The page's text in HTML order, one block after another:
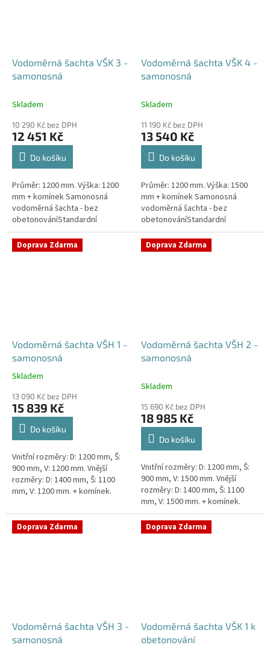
Vodoměrná šachta VŠK 3 -
samonosná
Skladem
10 290 Kč bez DPH
12 451 Kč
Do košíku
Průměr: 1200 mm. Výška: 1200
mm + komínek Samonosná
vodoměrná šachta - bez
obetonováníStandardní
prostupy šachty DN32 (jiné na
přání) Doba dodání 10-14 dní.
Český výrobek!...
Vodoměrná šachta VŠK 4 -
samonosná
Skladem
11 190 Kč bez DPH
13 540 Kč
Do košíku
Průměr: 1200 mm. Výška: 1500
mm + komínek Samonosná
vodoměrná šachta - bez
obetonováníStandardní
prostupy šachty DN32 (jiné na
přání) Doba dodání 10-14 dní.
Český výrobek!...
Doprava Zdarma
Vodoměrná šachta VŠH 1 -
samonosná
Průměrné
produktu
je
4,6
hvězdiček.
Skladem
13 090 Kč bez DPH
15 839 Kč
Do košíku
Vnitřní rozměry: D: 1200 mm, Š:
900 mm, V: 1200 mm. Vnější
rozměry: D: 1400 mm, Š: 1100
mm, V: 1200 mm. + komínek.
bez obetonováníStandardní...
Doprava Zdarma
Vodoměrná šachta VŠH 2 -
samonosná
Skladem
15 690 Kč bez DPH
18 985 Kč
Do košíku
Vnitřní rozměry: D: 1200 mm, Š:
900 mm, V: 1500 mm. Vnější
rozměry: D: 1400 mm, Š: 1100
mm, V: 1500 mm. + komínek.
Samonosná vodoměrná šachta -
bez obetonováníStandardní...
Doprava Zdarma
Vodoměrná šachta VŠH 3 -
samonosná
Doprava Zdarma
Vodoměrná šachta VŠK 1 k
obetonování